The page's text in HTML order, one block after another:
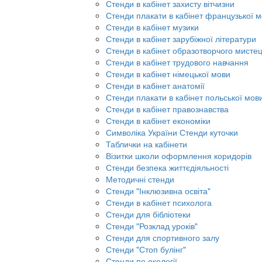
Стенди в кабінет захисту вітчизни
Стенди плакати в кабінет французької
Стенди в кабінет музики
Стенди в кабінет зарубіжної літератури
Стенди в кабінет образотворчого
Стенди в кабінет трудового навчання
Стенди в кабінет німецької мови
Стенди в кабінет анатомії
Стенди плакати в кабінет польської
Стенди в кабінет правознавства
Стенди в кабінет економіки
Символіка України Стенди куточки
Таблички на кабінети
Візитки школи оформлення коридорів
Стенди безпека життєдіяльності
Методичні стенди
Стенди "Інклюзивна освіта"
Стенди в кабінет психолога
Стенди для бібліотеки
Стенди "Розклад уроків"
Стенди для спортивного залу
Стенди "Стоп булінг"